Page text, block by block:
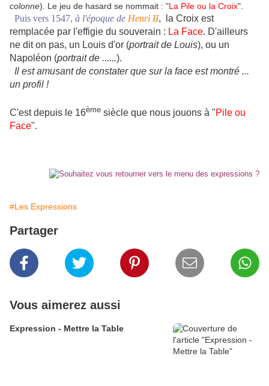
colonne). Le jeu de hasard se nommait : "La Pile ou la Croix".
Puis vers 1547, à l'époque de Henri II, la Croix est
remplacée par l'effigie du souverain : La Face. D'ailleurs
ne dit on pas, un Louis d'or (portrait de Louis), ou un
Napoléon (portrait de ......).
Il est amusant de constater que sur la face est montré ...
un profil !
C'est depuis le 16ème siècle que nous jouons à "Pile ou
Face".
#Les Expressions
Partager
Vous aimerez aussi
Expression - Mettre la Table